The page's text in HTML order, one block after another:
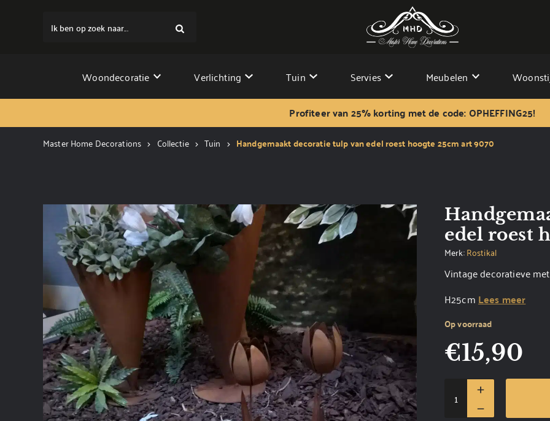
Ik ben op zoek naar...
Woondecoratie Verlichting Tuin Servies Meubelen
Profiteer van 25% korting met de code: OPHEFFING25!
Master Home Decorations Collectie Tuin Handgemaakt decoratie tulp van edel roest hoogte 25cm art 9070
edel roest
Merk:Rostikal
Vintage decoratieve
H25cmLees meer
Op voorraad
€15,90